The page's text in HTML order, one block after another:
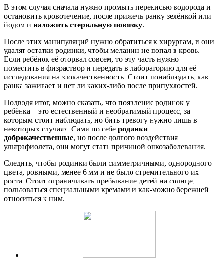
В этом случая сначала нужно промыть перекисью водорода и
остановить кровотечение, после прижечь ранку зелёнкой или
йодом и наложить стерильную повязку.
После этих манипуляций нужно обратиться к хирургам, и они
удалят остатки родинки, чтобы меланин не попал в кровь.
Если ребёнок её оторвал совсем, то эту часть нужно
поместить в физраствор и передать в лабораторию для её
исследования на злокачественность. Стоит понаблюдать, как
ранка заживает и нет ли каких-либо после припухлостей.
Подводя итог, можно сказать, что появление родинок у
ребёнка – это естественный и необратимый процесс, за
которым стоит наблюдать, но бить тревогу нужно лишь в
некоторых случаях. Сами по себе родинки
доброкачественные, но после долгого воздействия
ультрафиолета, они могут стать причиной онкозаболевания.
Следить, чтобы родинки были симметричными, однородного
цвета, ровными, менее 6 мм и не было стремительного их
роста. Стоит ограничивать пребывание детей на солнце,
пользоваться специальными кремами и как-можно бережней
относиться к ним.